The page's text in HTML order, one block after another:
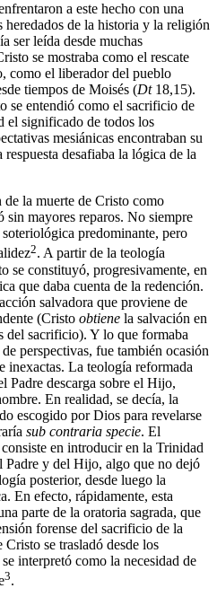
a este hecho con una
heredados de la historia y la religión
ser leída desde muchas
se mostraba como el rescate
como el liberador del pueblo
tiempos de Moisés (Dt18,15).
se entendió como el sacrificio de
el significado de todos los
mesiánicas encontraban su
desafiaba la lógica de la
la muerte de Cristo como
sin mayores reparos. No siempre
soteriológica predominante, pero
2. A partir de la teología
se constituyó, progresivamente, en
que daba cuenta de la redención.
salvadora que proviene de
(Cristo obtiene la salvación en
del sacrificio). Y lo que formaba
perspectivas, fue también ocasión
inexactas. La teología reformada
Padre descarga sobre el Hijo,
En realidad, se decía, la
escogido por Dios para revelarse
sub contraria specie. El
en introducir en la Trinidad
Padre y del Hijo, algo que no dejó
posterior, desde luego la
En efecto, rápidamente, esta
parte de la oratoria sagrada, que
forense del sacrificio de la
se trasladó desde los
interpretó como la necesidad de
3.